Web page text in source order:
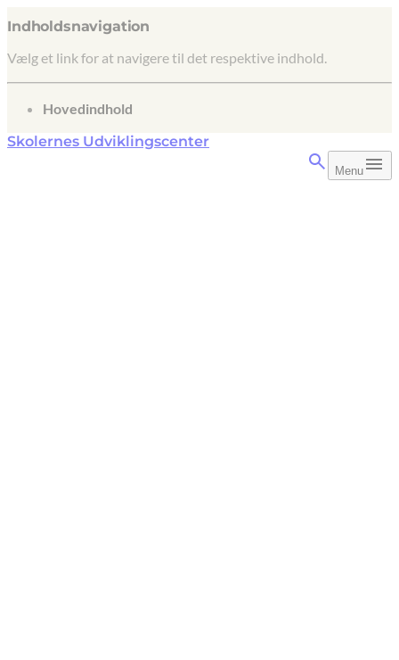
Indholdsnavigation
Vælg et link for at navigere til det respektive indhold.
gå til
Hovedindhold
Skolernes Udviklingscenter
Menu